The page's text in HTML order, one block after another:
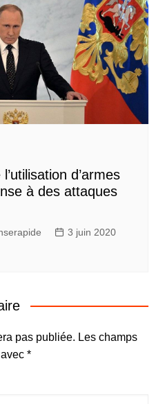
d’armes
à des attaques
3 juin 2020
pas publiée. Les champs
*